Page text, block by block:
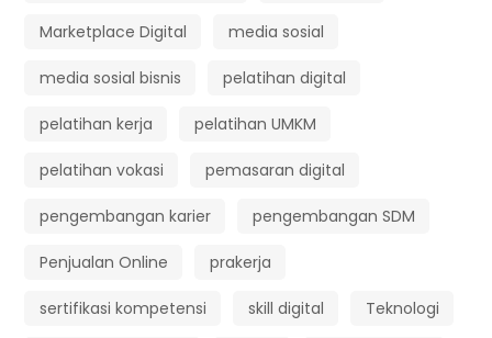
Marketplace Digital media sosial
media sosial bisnis pelatihan digital
pelatihan kerja pelatihan UMKM
pelatihan vokasi pemasaran digital
pengembangan karier pengembangan SDM
Penjualan Online prakerja
sertifikasi kompetensi skill digital Teknologi